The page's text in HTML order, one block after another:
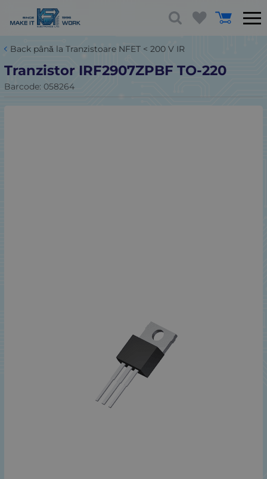
Back până la Tranzistoare NFET < 200 V IR
Tranzistor IRF2907ZPBF TO-220
Barcode: 058264